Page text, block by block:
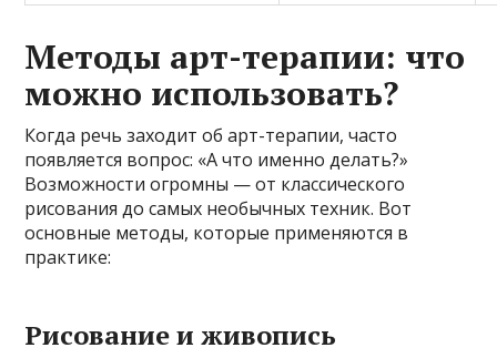
Методы арт-терапии: что
можно использовать?
Когда речь заходит об арт-терапии, часто
появляется вопрос: «А что именно делать?»
Возможности огромны — от классического
рисования до самых необычных техник. Вот
основные методы, которые применяются в
практике:
Рисование и живопись